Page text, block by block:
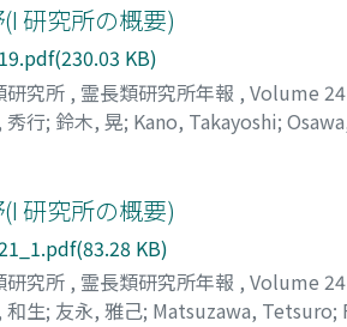
研究所の概要)
KB)
研究所 , 霊長類研究所年報 , Volume 24
秀行; 鈴木, 晃; Kano, Takayoshi;
研究所の概要)
KB)
研究所 , 霊長類研究所年報 , Volume 24
和生; 友永, 雅己; Matsuzawa, Tetsuro;